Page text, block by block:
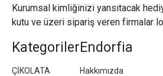
Kurumsal kimliğinizi yansıtacak
kutu ve üzeri sipariş veren firmalar
Kategoriler
ÇİKOLATA
Endorfia
Hakkımızda